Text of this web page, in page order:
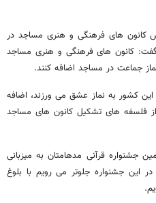
کانون های فرهنگی و هنری مساجد در
کانون های فرهنگی و هنری مساجد
جماعت در مساجد اضافه کنند.
این کشور به نماز عشق می ورزند، اضافه
فلسفه های تشکیل کانون های مساجد
جشنواره قرآنی مدهامتان به میزبانی
این جشنواره جلوتر می رویم با بلوغ